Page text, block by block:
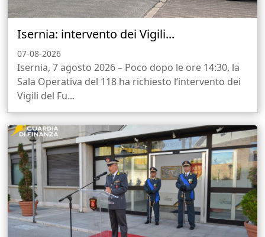
Isernia: intervento dei Vigili...
07-08-2026
Isernia, 7 agosto 2026 – Poco dopo le ore 14:30, la
Sala Operativa del 118 ha richiesto l’intervento dei
Vigili del Fu...